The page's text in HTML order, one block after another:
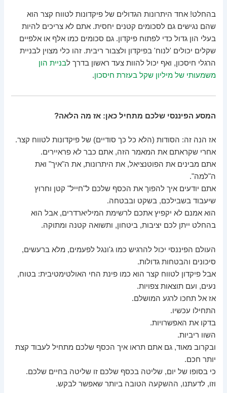
בהחלט! אחד היתרונות הגדולים של פיקדונות לטווח קצר הוא
שהם נגישים גם לסכומים קטנים יחסית. אתם לא צריכים להיות
בעלי הון גדול כדי לפתוח פיקדון. גם סכומים כמו אלף או אלפיים
שקלים יכולים 'לנוח' בפיקדון ולצבור ריבית. זהו כלי מצוין לבניית
הרגלי חיסכון, ואף יכול להוות צעד ראשון בדרך לבניית הון
משמעותי של מיליון שקל בעזרת חיסכון.
המסע הפיננסי שלכם מתחיל כאן: אז מה הלאה?
אז הנה זה: הסודות (הלא כל כך סודיים) של פיקדונות לטווח קצר.
אחרי שקראתם את המאמר הזה, אתם כבר לא פראיירים.
אתם מבינים את הפוטנציאל, את היתרונות, את ה"איך" ואת
ה"למה".
אתם יודעים איך להפוך את הכסף שלכם ל"חייל" קטן וחרוץ
שיעבוד בשבילכם, בשקט ובבטחה.
הוא אמנם לא יקפיץ אתכם לרשימת המיליארדרים, אבל הוא
בהחלט ייתן לכם יציבות, ביטחון, ותשואה קטנה ומתוקה.
העולם הפיננסי יכול להרגיש כמו ג'ונגל לפעמים, מלא ברעשים,
סיכונים והבטחות גדולות.
אבל פיקדון לטווח קצר הוא כמו פינת החי האולטימטיבית: בטוח,
נעים, ועם תוצאות צפויות.
אז אל תחכו לרגע המושלם.
התחילו עכשיו.
בדקו את האפשרויות.
השוו ריביות.
ובקרוב מאוד, גם אתם תראו איך הכסף שלכם מתחיל לעבוד קצת
יותר חכם.
כי בסופו של יום, שליטה בכסף שלכם זו שליטה בחיים שלכם.
וזו, לדעתנו, ההשקעה הטובה ביותר שאפשר לבקש.